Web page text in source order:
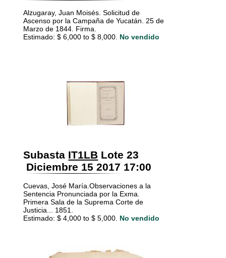
Alzugaray, Juan Moisés. Solicitud de
Ascenso por la Campaña de Yucatán. 25 de
Marzo de 1844. Firma.
Estimado: $ 6,000 to $ 8,000. No vendido
Subasta IT1LB Lote 23
Diciembre 15 2017 17:00
Cuevas, José María.Observaciones a la
Sentencia Pronunciada por la Exma.
Primera Sala de la Suprema Corte de
Justicia... 1851.
Estimado: $ 4,000 to $ 5,000. No vendido